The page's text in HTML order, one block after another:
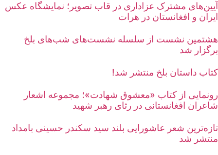
مشترک عزاداری در قاب تصویر؛ نمایشگاه عکس
و افغانستان در هرات
نشست از سلسله نشست‌های شب‌های بلخ
شد
داستان بلخ منتشر شد!
از کتاب «معشوق شهادت»؛ مجموعه اشعار
افغانستانی در رثای رهبر شهید
شعر عاشورایی بلند سید سکندر حسینی بامداد
شد